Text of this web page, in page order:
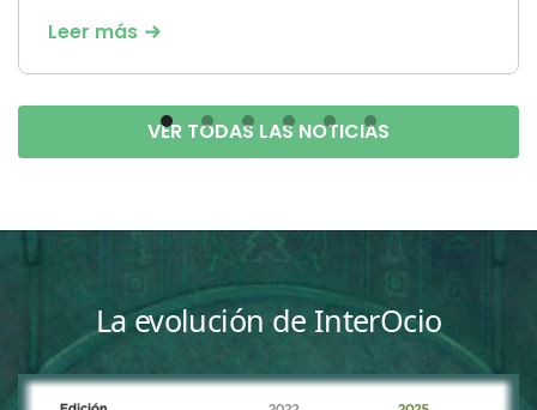
Leer más
VER TODAS LAS NOTICIAS
La evolución de InterOcio